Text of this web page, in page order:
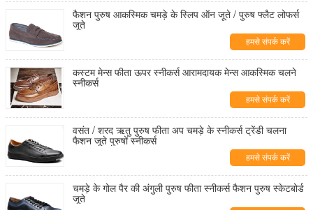
फैशन पुरुष आकस्मिक चमड़े के स्लिप ऑन जूते / पुरुष फ्लैट लोफर्स
जूते
हमसे संपर्क करें
कस्टम मेन्स फीता ऊपर स्नीकर्स आरामदायक मेन्स आकस्मिक चलने
स्नीकर्स
हमसे संपर्क करें
वसंत / शरद ऋतु पुरुष फीता अप चमड़े के स्नीकर्स ट्रेंडी चलना
फैशन जूते पुरुषों स्नीकर्स
हमसे संपर्क करें
चमड़े के गोल पैर की अंगुली पुरुष फीता स्नीकर्स फैशन पुरुष स्केटबोर्ड
जूते